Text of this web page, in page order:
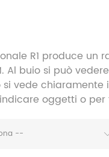
R1 produce un
Al buio si può
vede chiaramente
oggetti o per
--